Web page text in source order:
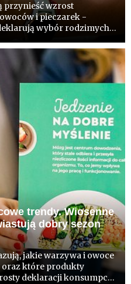
przynieść wzrost
i pieczarek -
wybór rodzimych
trendy. Wiosenne
dobry sezon
jakie warzywa i owoce
oraz które produkty
deklaracji konsumpcji